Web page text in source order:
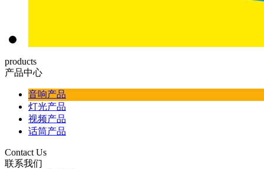
products
产品中心
音响产品
灯光产品
视频产品
话筒产品
Contact Us
联系我们